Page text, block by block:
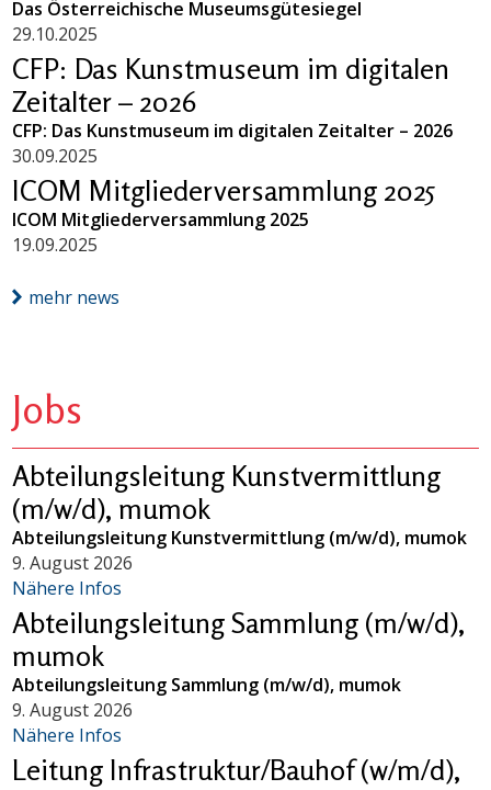
Das Österreichische Museumsgütesiegel
29.10.2025
CFP: Das Kunstmuseum im digitalen
Zeitalter – 2026
CFP: Das Kunstmuseum im digitalen Zeitalter – 2026
30.09.2025
ICOM Mitgliederversammlung 2025
ICOM Mitgliederversammlung 2025
19.09.2025
mehr news
Jobs
Abteilungsleitung Kunstvermittlung
(m/w/d), mumok
Abteilungsleitung Kunstvermittlung (m/w/d), mumok
9. August 2026
Nähere Infos
Abteilungsleitung Sammlung (m/w/d),
mumok
Abteilungsleitung Sammlung (m/w/d), mumok
9. August 2026
Nähere Infos
Leitung Infrastruktur/Bauhof (w/m/d),